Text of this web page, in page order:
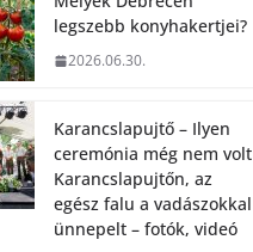
legszebb konyhakertjei?
2026.06.30.
Karancslapujtő – Ilyen
ceremónia még nem volt
Karancslapujtőn, az
egész falu a vadászokkal
ünnepelt – fotók, videó